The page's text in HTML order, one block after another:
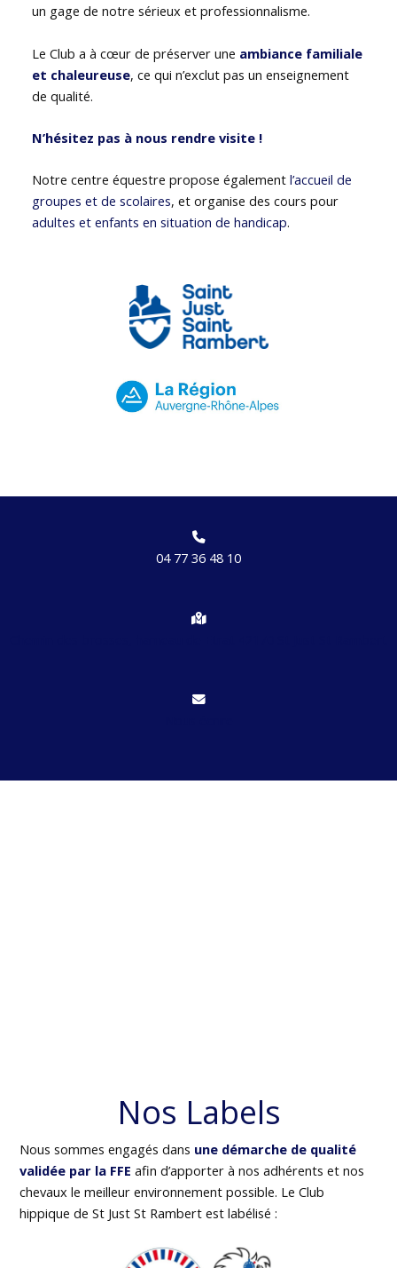
un gage de notre sérieux et professionnalisme.
Le Club a à cœur de préserver une ambiance familiale
et chaleureuse, ce qui n’exclut pas un enseignement
de qualité.
N’hésitez pas à nous rendre visite !
Notre centre équestre propose égalementl’accueil de
groupes et de scolaires, et organise des cours pour
adultes et enfants en situation de handicap.
04 77 36 48 10
Nos Labels
Nous sommes engagés dans une démarche de qualité
validée par la FFE afin d’apporter à nos adhérents et nos
chevaux le meilleur environnement possible. Le Club
hippique de St Just St Rambert est labélisé :